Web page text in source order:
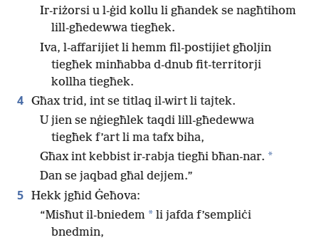
Ir-riżorsi u l-ġid kollu li għandek se nagħtihom
lill-għedewwa tiegħek.
Iva, l-affarijiet li hemm fil-postijiet għoljin
tiegħek minħabba d-dnub fit-territorji
kollha tiegħek.
4 Għax trid, int se titlaq il-wirt li tajtek.
U jien se nġiegħlek taqdi lill-għedewwa
tiegħek f’art li ma tafx biha,
Għax int kebbist ir-rabja tiegħi bħan-nar. *
Dan se jaqbad għal dejjem.”
5 Hekk jgħid Ġeħova:
“Misħut il-bniedem * li jafda f’sempliċi
bnedmin,